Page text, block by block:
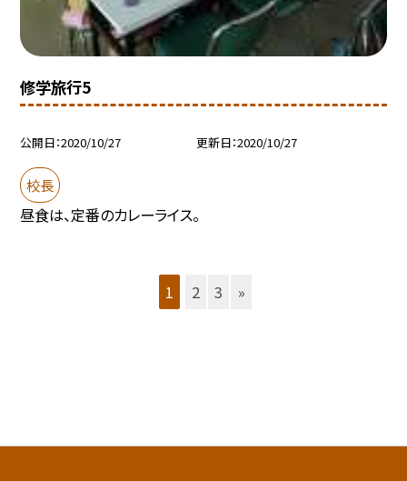
修学旅行5
公開日 2020/10/27 更新日 2020/10/27
校長
昼食は、定番のカレーライス。
1 2 3 »